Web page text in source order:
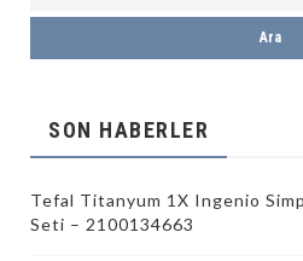
SON HABERLER
Tefal Titanyum 1X Ingenio
Seti – 2100134663